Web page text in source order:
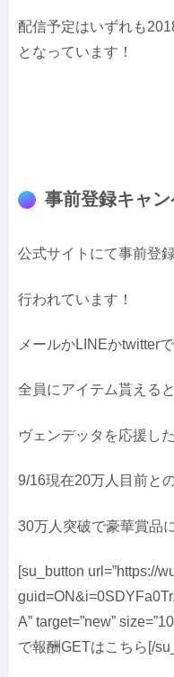
配信予定はいずれも
となっています！
事前登録キャ
公式サイトにて事前登
行われています！
メールかLINEかtwitter
全員にアイテム貰える
ヴェンデッタを応援し
9/16現在20万人目前と
30万人突破で豪華賞品
[su_button url=”https://
A” target=”new”
で報酬GETはこちら[/